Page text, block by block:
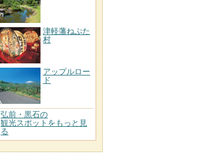
津軽藩ねぷた
村
アップルロー
ド
弘前・黒石の
観光スポットをもっと見
る